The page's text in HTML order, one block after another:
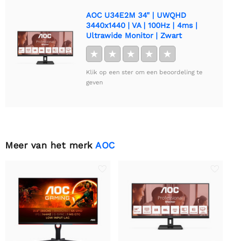
AOC U34E2M 34" | UWQHD
3440x1440 | VA | 100Hz | 4ms |
Ultrawide Monitor | Zwart
★ ★ ★ ★ ★
Klik op een ster om een beoordeling te
geven
Meer van het merk AOC